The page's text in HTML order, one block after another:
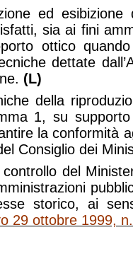
ed
sia ai fini
ottico
dettate
(L)
della
1, su
la conformità
Consiglio dei
del
storico, ai
29 ottobre 1999,